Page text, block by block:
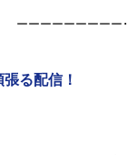
ーーーーーー
る配信！